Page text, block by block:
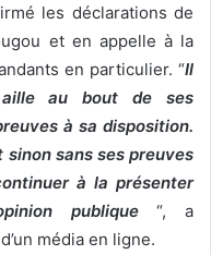
les déclarations de
et en appelle à la
en particulier. “Il
aille au bout de ses
à sa disposition.
sinon sans ses preuves
à la présenter
publique“, a
média en ligne.